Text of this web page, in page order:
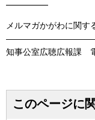
━━━━━
メルマガかがわに関す
知事公室広聴広報課
このページに